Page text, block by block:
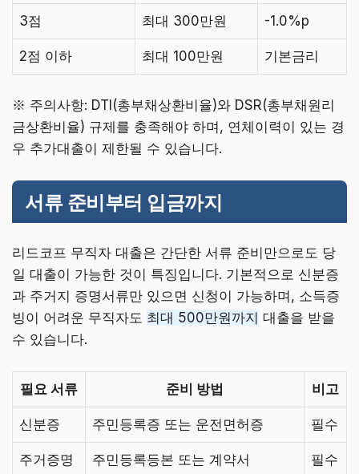
3점 최대 300만원 -1.0%p
2점 이하 최대 100만원 기본금리
※ 주의사항: DTI(총부채상환비율)와 DSR(총부채원리
금상환비율) 규제를 충족해야 하며, 연체이력이 있는 경
우 추가대출이 제한될 수 있습니다.
서류 준비부터 입금까지
리드코프 무직자 대출은 간단한 서류 준비만으로도 당
일 대출이 가능한 것이 특징입니다. 기본적으로 신분증
과 주거지 증명서류만 있으면 신청이 가능하며, 소득증
빙이 어려운 무직자도 최대 500만원까지 대출을 받을
수 있습니다.
필요 서류 준비 방법 비고
신분증 주민등록증 또는 운전면허증 필수
주거증명 주민등록등본 또는 계약서 필수